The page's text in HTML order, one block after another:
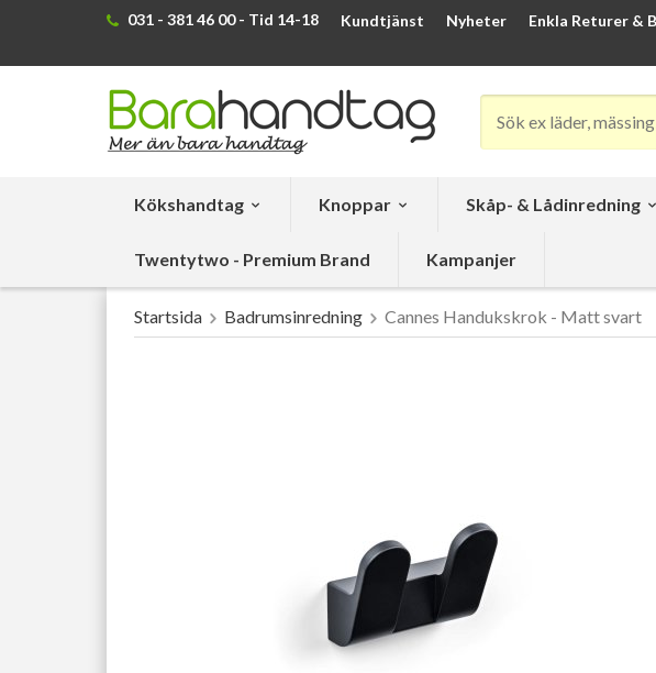
031 - 381 46 00 - Tid 14-18 Kundtjänst Nyheter Enkla Returer &
Kökshandtag Knoppar Skåp- & Lådinredning
Twentytwo - Premium Brand Kampanjer
Startsida Badrumsinredning Cannes Handukskrok - Matt svart